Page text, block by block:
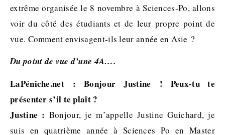
extrême organisée le 8 novembre à Sciences-Po, allons
voir du côté des étudiants et de leur propre point de
vue. Comment envisagent-ils leur année en Asie ?
Du point de vue d’une 4A….
LaPéniche.net : Bonjour Justine ! Peux-tu te
présenter s’il te plaît ?
Justine : Bonjour, je m’appelle Justine Guichard, je
suis en quatrième année à Sciences Po en Master